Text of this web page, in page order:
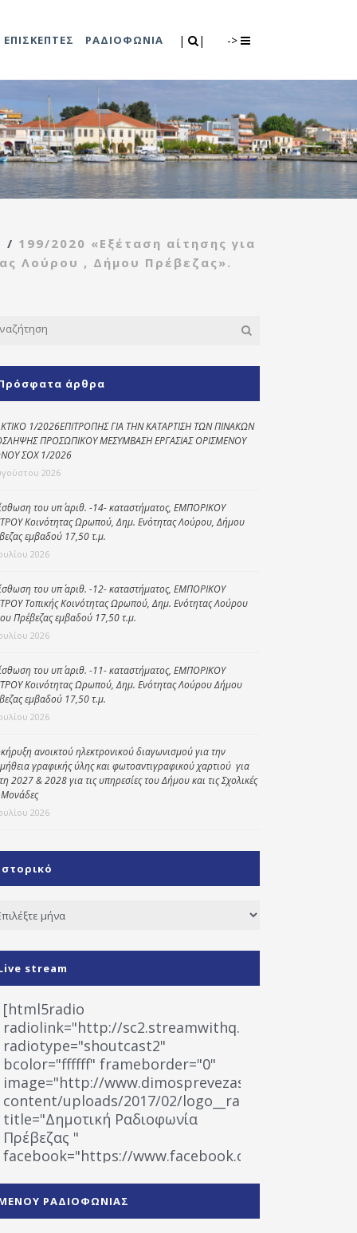
| | ->
Τμήμα Πρόνοιας
Κέντρο
γυναικών
Κέντρο ανοιχτής
(Κ.Α.Π.Η.)
Κοινωνικό
παντοπωλείο
Kοινωνικό
φαρμακείο
Πρόγραμμα
Κέντρο Ημερήσιας
Φροντίδας
Ηλικιωμένων
(Κ.Η.Φ.Η.) Πρέβεζας
εκδηλώσεις
ΕΠΙΣΚΕΠΤΕΣ ΡΑΔΙΟΦΩΝΙΑ
/ 199/2020 «Εξέταση αίτησης για
Λούρου , Δήμου Πρέβεζας».
άρθρα
1/2026ΕΠΙΤΡΟΠΗΣ ΓΙΑ ΤΗΝ ΚΑΤΑΡΤΙΣΗ ΤΩΝ ΠΙΝΑΚΩΝ
ΠΡΟΣΩΠΙΚΟΥ ΜΕΣΥΜΒΑΣΗ ΕΡΓΑΣΙΑΣ ΟΡΙΣΜΕΝΟΥ
ΣΟΧ 1/2026
2026
του υπ΄ αριθ. -14- καταστήματος, ΕΜΠΟΡΙΚΟΥ
Κοινότητας Ωρωπού, Δημ. Ενότητας Λούρου, Δήμου
εμβαδού 17,50 τ.μ.
2026
του υπ΄ αριθ. -12- καταστήματος, ΕΜΠΟΡΙΚΟΥ
Τοπικής Κοινότητας Ωρωπού, Δημ. Ενότητας Λούρου
Πρέβεζας εμβαδού 17,50 τ.μ.
2026
του υπ΄ αριθ. -11- καταστήματος, ΕΜΠΟΡΙΚΟΥ
Κοινότητας Ωρωπού, Δημ. Ενότητας Λούρου Δήμου
εμβαδού 17,50 τ.μ.
2026
ανοικτού ηλεκτρονικού διαγωνισμού για την
γραφικής ύλης και φωτοαντιγραφικού χαρτιού για
2027 & 2028 για τις υπηρεσίες του Δήμου και τις Σχολικές
2026
stream
[html5radio
radiolink="http://sc2.streamwithq.com:8028/
radiotype="shoutcast2"
bcolor="ffffff" frameborder="0"
image="http://www.dimosprevezas.gr/wp-
content/uploads/2017/02/logo__radiofonias.jpg"
title="Δημοτική Ραδιοφωνία
Πρέβεζας "
facebook="https://www.facebook.com/
1531194763766854/" artist="" ]
ΡΑΔΙΟΦΩΝΙΑΣ